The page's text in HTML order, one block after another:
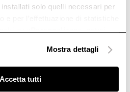
installati solo quelli necessari per
la cookie policy.
Mostra dettagli
Accetta tutti